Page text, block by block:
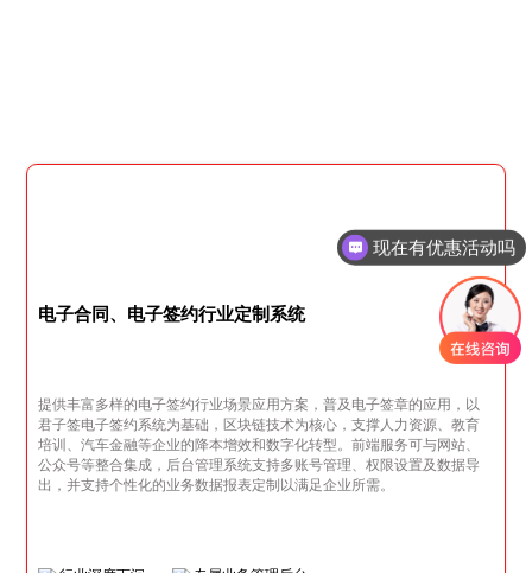
电子合同、电子签约行业定制系统
提供丰富多样的电子签约行业场景应用方案，普及电子签章的应用，以
君子签电子签约系统为基础，区块链技术为核心，支撑人力资源、教育
培训、汽车金融等企业的降本增效和数字化转型。前端服务可与网站、
公众号等整合集成，后台管理系统支持多账号管理、权限设置及数据导
出，并支持个性化的业务数据报表定制以满足企业所需。
现在有优惠活动吗